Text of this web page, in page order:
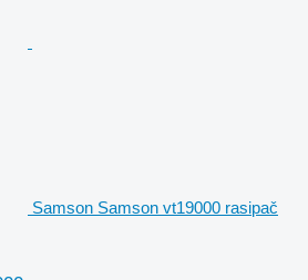
Samson Samson vt19000 rasipač